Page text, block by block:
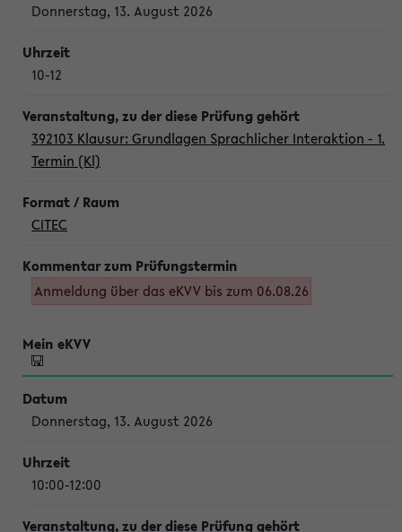
Donnerstag, 13. August 2026
10-12
392103 Klausur: Grundlagen Sprachlicher Interaktion - 1.
Termin (Kl)
CITEC
Anmeldung über das eKVV bis zum 06.08.26
Donnerstag, 13. August 2026
10:00-12:00